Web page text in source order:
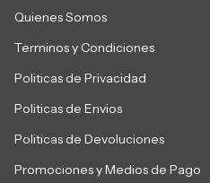
Quienes Somos
Terminos y Condiciones
Politicas de Privacidad
Politicas de Envios
Politicas de Devoluciones
Promociones y Medios de Pago